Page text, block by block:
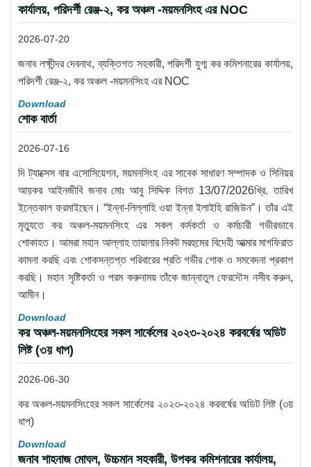
কার্যালয়, পরিদর্শী রেঞ্জ-২, কর অঞ্চল -ময়মনসিংহ এর NOC
2026-07-20
জনাব লক্ষীন্দর দেবনাথ, ব্যক্তিগত সহকারী, পরিদর্শী যুগ্ম কর কমিশনারের কার্যালয়,
পরিদর্শী রেঞ্জ-২, কর অঞ্চল -ময়মনসিংহ এর NOC
Download
শোক বার্তা
2026-07-16
দি ট্যাক্সেস বার এসোসিয়েশন, ময়মনসিংহ এর সাবেক সাধারণ সম্পাদক ও সিনিয়র
আয়কর আইনজীবি জনাব মোঃ আবু সিদ্দিক বিগত 13/07/2026খ্রি. তারিখ
ইন্তেকাল ফরমাইছেন। “ইন্না-লিল্লাহি ওয়া ইন্না ইলাইহি রাজিউন”। তাঁর এই
মৃত্যুতে কর অঞ্চল-ময়মনসিংহ এর সকল কর্মকর্তা ও কর্মচারী গভীরভাবে
শোকাহত। আমরা মহান আল্লাহ তায়ালার নিকট মরহুমের বিদেহী আত্মার মাগফিরাত
কামনা করছি এবং শোকসন্তপ্ত পরিবারের প্রতি গভীর শোক ও সমবেদনা প্রকাশ
করছি। মহান সৃষ্টিকর্তা ও পরম করুনাময় তাঁকে জান্নাতুল ফেরদৌস নসীব করুন,
আমীন।
Download
কর অঞ্চল-ময়মনসিংহের সকল সার্কেলের ২০২৩-২০২৪ করবর্ষের অডিট
লিষ্ট (৩য় ধাপ)
2026-06-30
কর অঞ্চল-ময়মনসিংহের সকল সার্কেলের ২০২৩-২০২৪ করবর্ষের অডিট লিষ্ট (৩য়
ধাপ)
Download
জনাব শাহনাজ মোঘল, উচ্চমান সহকারী, উপকর কমিশনারের কার্যালয়,